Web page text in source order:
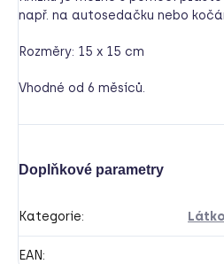
např. na autosedačku nebo
Rozměry: 15 x 15 cm
Vhodné od 6 měsíců.
Doplňkové parametry
Kategorie:
EAN: